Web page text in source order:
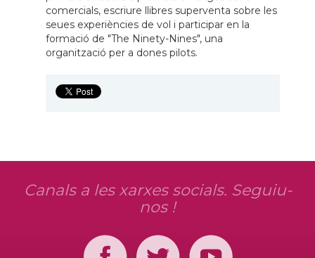
comercials, escriure llibres superventa sobre les
seues experiències de vol i participar en la
formació de "The Ninety-Nines", una
organització per a dones pilots.
Canals a les xarxes socials. Seguiu-
nos !